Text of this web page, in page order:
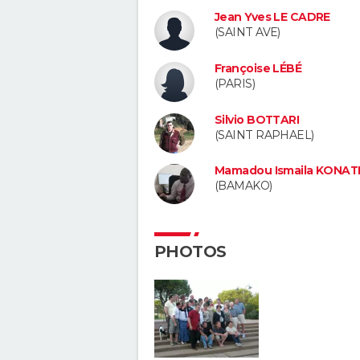
Jean Yves LE CADRE
(SAINT AVE)
Françoise LÉBÉ
(PARIS)
Silvio BOTTARI
(SAINT RAPHAEL)
Mamadou Ismaila
(BAMAKO)
PHOTOS